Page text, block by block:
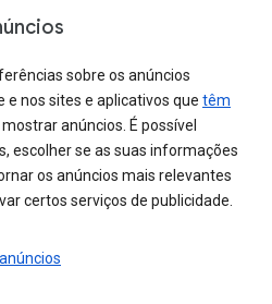
sobre os anúncios
e nos sites e aplicativos que têm
anúncios. É possível
escolher se as suas informações
os anúncios mais relevantes
certos serviços de publicidade.